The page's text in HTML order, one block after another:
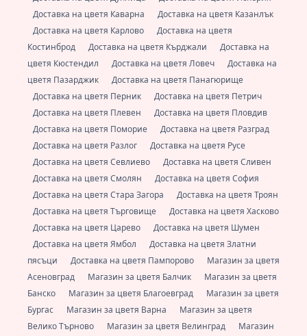
Доставка на цветя Каварна
Доставка на цветя Казанлък
Доставка на цветя Карлово
Доставка на цветя
Костинброд
Доставка на цветя Кърджали
Доставка на
цветя Кюстендил
Доставка на цветя Ловеч
Доставка на
цветя Пазарджик
Доставка на цветя Панагюрище
Доставка на цветя Перник
Доставка на цветя Петрич
Доставка на цветя Плевен
Доставка на цветя Пловдив
Доставка на цветя Поморие
Доставка на цветя Разград
Доставка на цветя Разлог
Доставка на цветя Русе
Доставка на цветя Севлиево
Доставка на цветя Сливен
Доставка на цветя Смолян
Доставка на цветя София
Доставка на цветя Стара Загора
Доставка на цветя Троян
Доставка на цветя Търговище
Доставка на цветя Хасково
Доставка на цветя Царево
Доставка на цветя Шумен
Доставка на цветя Ямбол
Доставка на цветя Златни
пясъци
Доставка на цветя Пампорово
Магазин за цветя
Асеновград
Магазин за цветя Балчик
Магазин за цветя
Банско
Магазин за цветя Благоевград
Магазин за цветя
Бургас
Магазин за цветя Варна
Магазин за цветя
Велико Търново
Магазин за цветя Велинград
Магазин